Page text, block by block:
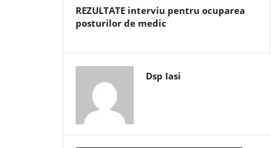
REZULTATE interviu pentru ocuparea
posturilor de medic
Dsp Iasi